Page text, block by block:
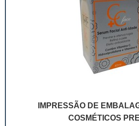
IMPRESSÃO DE
COSMÉTICOS